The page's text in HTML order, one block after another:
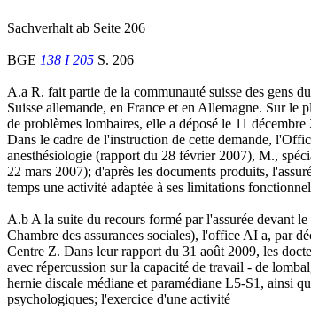
Sachverhalt ab Seite 206
BGE 138 I 205 S. 206
A.a R. fait partie de la communauté suisse des gens
Suisse allemande, en France et en Allemagne. Sur le
de problèmes lombaires, elle a déposé le 11
Dans le cadre de l'instruction de cette demande,
anesthésiologie (rapport du 28 février 2007), M.,
22 mars 2007); d'après les documents produits,
temps une activité adaptée à ses limitations
A.b A la suite du recours formé par l'assurée devant
Chambre des assurances sociales), l'office AI a, par
Centre Z. Dans leur rapport du 31 août 2009, les
avec répercussion sur la capacité de travail - de
hernie discale médiane et paramédiane L5-S1, ainsi
psychologiques; l'exercice d'une activité